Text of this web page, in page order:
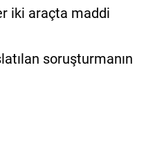
iki araçta maddi
soruşturmanın